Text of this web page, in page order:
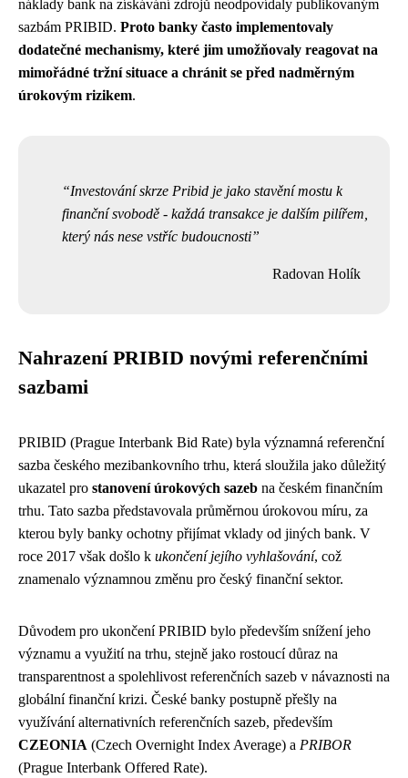
náklady bank na získávání zdrojů neodpovídaly publikovaným
sazbám PRIBID. Proto banky často implementovaly
dodatečné mechanismy, které jim umožňovaly reagovat na
mimořádné tržní situace a chránit se před nadměrným
úrokovým rizikem.
Investování skrze Pribid je jako stavění mostu k
finanční svobodě - každá transakce je dalším pilířem,
který nás nese vstříc budoucnosti
Radovan Holík
Nahrazení PRIBID novými referenčními
sazbami
PRIBID (Prague Interbank Bid Rate) byla významná referenční
sazba českého mezibankovního trhu, která sloužila jako důležitý
ukazatel pro stanovení úrokových sazeb na českém finančním
trhu. Tato sazba představovala průměrnou úrokovou míru, za
kterou byly banky ochotny přijímat vklady od jiných bank. V
roce 2017 však došlo k ukončení jejího vyhlašování, což
znamenalo významnou změnu pro český finanční sektor.
Důvodem pro ukončení PRIBID bylo především snížení jeho
významu a využití na trhu, stejně jako rostoucí důraz na
transparentnost a spolehlivost referenčních sazeb v návaznosti na
globální finanční krizi. České banky postupně přešly na
využívání alternativních referenčních sazeb, především
CZEONIA (Czech Overnight Index Average) a PRIBOR
(Prague Interbank Offered Rate).